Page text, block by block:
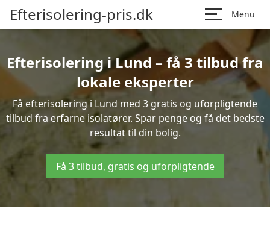
Efterisolering-pris.dk Menu
Efterisolering i Lund – få 3 tilbud fra
lokale eksperter
Få efterisolering i Lund med 3 gratis og uforpligtende
tilbud fra erfarne isolatører. Spar penge og få det bedste
resultat til din bolig.
Få 3 tilbud, gratis og uforpligtende